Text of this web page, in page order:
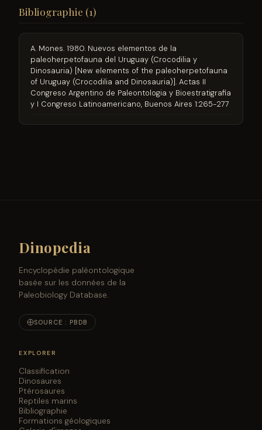
Bibliographie (1)
A. Mones. 1980. Nuevos elementos de la
paleoherpetofauna del Uruguay (Crocodilia y
Dinosauria) [New elements of the paleoherpetofauna
of Uruguay (Crocodilia and Dinosauria)]. Actas II
Congreso Argentino de Paleontologia y Bioestratigrafia
y I Congreso Latinoamericano, Buenos Aires 1:265-277
Dinopedia
Encyclopédie paléontologique
basée sur les données de la
Paleobiology Database.
SOURCE : PBDB
EXPLORER
Classification
Dinosaures
Ptérosaures
Reptiles marins
Bibliographie
Formations géologiques